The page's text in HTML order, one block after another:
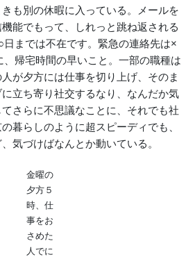
も別の休暇に入っている。メールを
能でもって、しれっと跳ね返される
までは不在です。緊急の連絡先は×
帰宅時間の早いこと。一部の職種は
が夕方には仕事を切り上げ、そのま
立ち寄り社交するなり、なんだか気
さらに不思議なことに、それでも社
暮らしのように超スピーディでも、
気づけばなんとか動いている。
金曜の
夕方５
時、仕
事をお
さめた
人でに